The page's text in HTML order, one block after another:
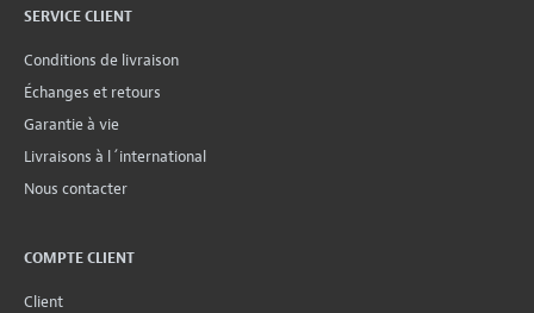
SERVICE CLIENT
Conditions de livraison
Échanges et retours
Garantie à vie
Livraisons à l´international
Nous contacter
COMPTE CLIENT
Client